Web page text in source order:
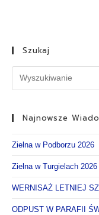
Szukaj
Najnowsze
Zielna w Podborzu 2026
Zielna w Turgielach 2026
WERNISAŻ LETNIEJ
ODPUST W PARAFII